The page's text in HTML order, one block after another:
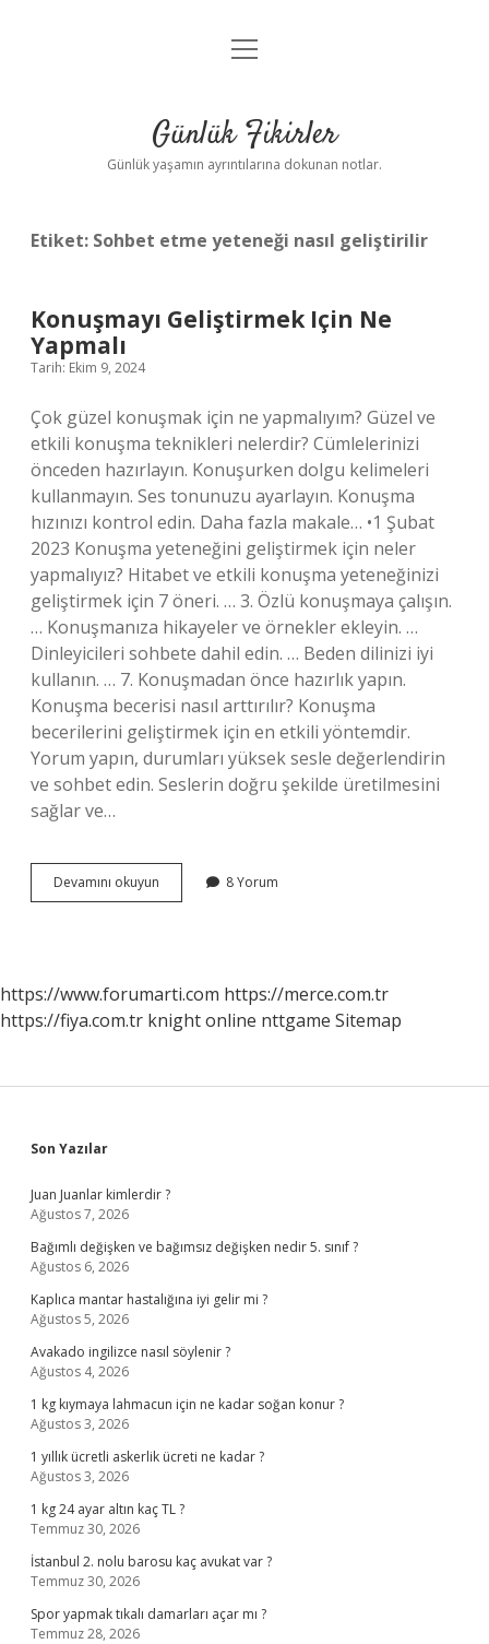
Anasayfa
Yasal Uyarı
menüyü
Günlük Fikirler
Günlük yaşamın ayrıntılarına dokunan notlar.
Etiket: Sohbet etme yeteneği nasıl geliştirilir
Konuşmayı Geliştirmek Için Ne
Yapmalı
Tarih: Ekim 9, 2024
Çok güzel konuşmak için ne yapmalıyım? Güzel ve
etkili konuşma teknikleri nelerdir? Cümlelerinizi
önceden hazırlayın. Konuşurken dolgu kelimeleri
kullanmayın. Ses tonunuzu ayarlayın. Konuşma
hızınızı kontrol edin. Daha fazla makale… •1 Şubat
2023 Konuşma yeteneğini geliştirmek için neler
yapmalıyız? Hitabet ve etkili konuşma yeteneğinizi
geliştirmek için 7 öneri. … 3. Özlü konuşmaya çalışın.
… Konuşmanıza hikayeler ve örnekler ekleyin. …
Dinleyicileri sohbete dahil edin. … Beden dilinizi iyi
kullanın. … 7. Konuşmadan önce hazırlık yapın.
Konuşma becerisi nasıl arttırılır? Konuşma
becerilerini geliştirmek için en etkili yöntemdir.
Yorum yapın, durumları yüksek sesle değerlendirin
ve sohbet edin. Seslerin doğru şekilde üretilmesini
sağlar ve…
Devamını okuyun Konuşmayı
Geliştirmek
8 Yorum
https://www.forumarti.com https://merce.com.tr
https://fiya.com.tr knight online nttgame Sitemap
Sidebar
Son Yazılar
Juan Juanlar kimlerdir ?
Ağustos 7, 2026
Bağımlı değişken ve bağımsız değişken nedir 5. sınıf ?
Ağustos 6, 2026
Kaplıca mantar hastalığına iyi gelir mi ?
Ağustos 5, 2026
Avakado ingilizce nasıl söylenir ?
Ağustos 4, 2026
1 kg kıymaya lahmacun için ne kadar soğan konur ?
Ağustos 3, 2026
1 yıllık ücretli askerlik ücreti ne kadar ?
Ağustos 3, 2026
1 kg 24 ayar altın kaç TL ?
Temmuz 30, 2026
İstanbul 2. nolu barosu kaç avukat var ?
Temmuz 30, 2026
Spor yapmak tıkalı damarları açar mı ?
Temmuz 28, 2026